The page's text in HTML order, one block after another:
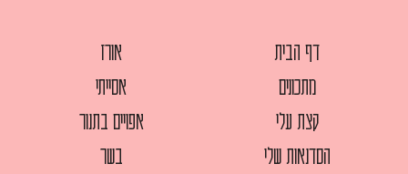
דף הבית
מתכונים
קצת עלי
הסדנאות שלי
אורז
אסייתי
אפויים בתנור
בשר